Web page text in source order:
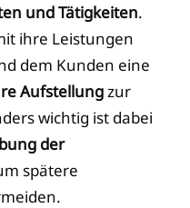
und Tätigkeiten.
ihre Leistungen
dem Kunden eine
Aufstellungzur
wichtig ist dabei
der
spätere